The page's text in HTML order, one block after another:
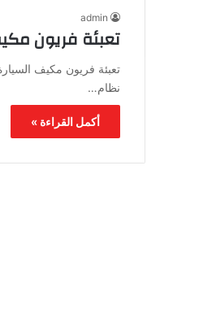
admin
تعبئة فريون
تعبئة فريون مكيف
نظام…
أكمل القراءة »